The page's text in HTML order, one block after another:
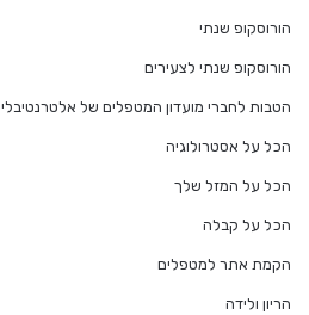
הורוסקופ שנתי
הורוסקופ שנתי לצעירים
הטבות לחברי מועדון המטפלים של אלטרנטיבלי
הכל על אסטרולוגיה
הכל על המזל שלך
הכל על קבלה
הקמת אתר למטפלים
הריון ולידה